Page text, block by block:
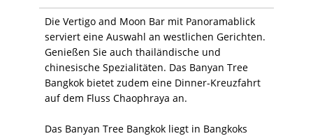
Die Vertigo and Moon Bar mit Panoramablick
serviert eine Auswahl an westlichen Gerichten.
Genießen Sie auch thailändische und
chinesische Spezialitäten. Das Banyan Tree
Bangkok bietet zudem eine Dinner-Kreuzfahrt
auf dem Fluss Chaophraya an.
Das Banyan Tree Bangkok liegt in Bangkoks